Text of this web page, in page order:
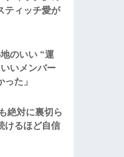
ティッチ愛が
のいい “運
いメンバー
た」
絶対に裏切ら
けるほど自信